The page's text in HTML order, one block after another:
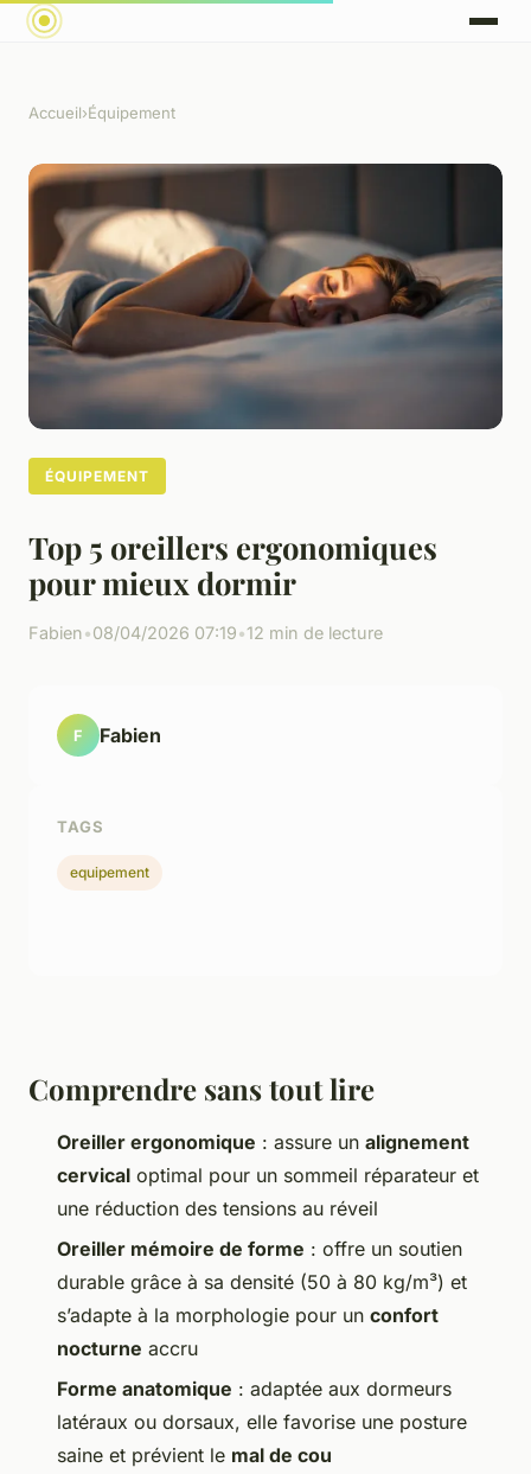
Accueil›Équipement
ÉQUIPEMENT
Top 5 oreillers ergonomiques
pour mieux dormir
Fabien•08/04/2026 07:19•12 min de lecture
Comprendre sans tout lire
Oreiller ergonomique : assure un alignement
cervical optimal pour un sommeil réparateur et
une réduction des tensions au réveil
Oreiller mémoire de forme : offre un soutien
durable grâce à sa densité (50 à 80 kg/m³) et
s’adapte à la morphologie pour un confort
nocturne accru
Forme anatomique : adaptée aux dormeurs
latéraux ou dorsaux, elle favorise une posture
saine et prévient le mal de cou
F Fabien
TAGS
equipement